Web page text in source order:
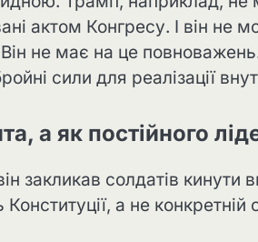
актом Конгресу. І він не
не має на це
сили для реалізації
а як постійного
закликав солдатів кинути
а не конкретній